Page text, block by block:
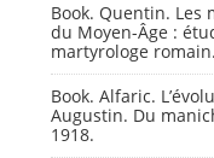
Book. Quentin. Les
du Moyen-Âge :
martyrologe
Book. Alfaric.
Augustin. Du
1918.